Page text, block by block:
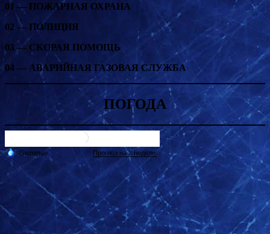
01 — ПОЖАРНАЯ ОХРАНА
02 — ПОЛИЦИЯ
03 — СКОРАЯ ПОМОЩЬ
04 — АВАРИЙНАЯ ГАЗОВАЯ СЛУЖБА
ПОГОДА